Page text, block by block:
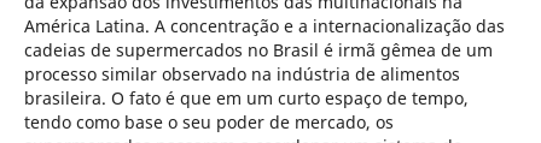
América Latina. A concentração e a internacionalização das
cadeias de supermercados no Brasil é irmã gêmea de um
processo similar observado na indústria de alimentos
brasileira. O fato é que em um curto espaço de tempo,
tendo como base o seu poder de mercado, os